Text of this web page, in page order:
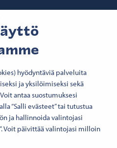
hyödyntäviä palveluita
ja yksilöimiseksi sekä
antaa suostumuksesi
“Salli evästeet” tai tutustua
ja hallinnoida valintojasi
Voit päivittää valintojasi milloin
YouTube
on Instagram